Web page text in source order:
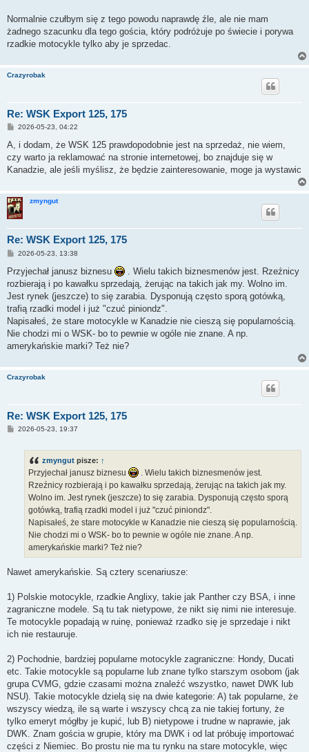
Normalnie czułbym się z tego powodu naprawdę źle, ale nie mam
żadnego szacunku dla tego gościa, który podróżuje po świecie i porywa
rzadkie motocykle tylko aby je sprzedac.
Crazyrobak
Re: WSK Export 125, 175
P
t
2026-05-23, 04:22
A, i dodam, że WSK 125 prawdopodobnie jest na sprzedaż, nie wiem,
czy warto ja reklamować na stronie internetowej, bo znajduje się w
Kanadzie, ale jeśli myślisz, że będzie zainteresowanie, moge ja wystawic
zmyngut
Re: WSK Export 125, 175
P
s
2026-05-23, 13:38
Przyjechał janusz biznesu
. Wielu takich biznesmenów jest. Rzeźnicy
rozbierają i po kawałku sprzedają, żerując na takich jak my. Wolno im.
Jest rynek (jeszcze) to się zarabia. Dysponują często sporą gotówką,
trafią rzadki model i już "czuć piniondz".
Napisałeś, że stare motocykle w Kanadzie nie cieszą się popularnością.
Nie chodzi mi o WSK- bo to pewnie w ogóle nie znane. A np.
amerykańskie marki? Też nie?
Crazyrobak
Re: WSK Export 125, 175
P2026-05-23, 19:37
zmyngut pisze: ↑
Przyjechał janusz biznesu
. Wielu takich biznesmenów jest.
Rzeźnicy rozbierają i po kawałku sprzedają, żerując na takich jak my.
Wolno im. Jest rynek (jeszcze) to się zarabia. Dysponują często sporą
gotówką, trafią rzadki model i już "czuć piniondz".
Napisałeś, że stare motocykle w Kanadzie nie cieszą się popularnością.
Nie chodzi mi o WSK- bo to pewnie w ogóle nie znane. A np.
amerykańskie marki? Też nie?
Nawet amerykańskie. Są cztery scenariusze:
1) Polskie motocykle, rzadkie Anglixy, takie jak Panther czy BSA, i inne
zagraniczne modele. Są tu tak nietypowe, że nikt się nimi nie interesuje.
Te motocykle popadają w ruinę, ponieważ rzadko się je sprzedaje i nikt
ich nie restauruje.
2) Pochodnie, bardziej popularne motocykle zagraniczne: Hondy, Ducati
etc. Takie motocykle są popularne lub znane tylko starszym osobom (jak
grupa CVMG, gdzie czasami można znaleźć wszystko, nawet DWK lub
NSU). Takie motocykle dzielą się na dwie kategorie: A) tak popularne, że
wszyscy wiedzą, ile są warte i wszyscy chcą za nie takiej fortuny, że
tylko emeryt mógłby je kupić, lub B) nietypowe i trudne w naprawie, jak
DWK. Znam gościa w grupie, który ma DWK i od lat próbuję importować
części z Niemiec. Bo prostu nie ma tu rynku na stare motocykle, więc